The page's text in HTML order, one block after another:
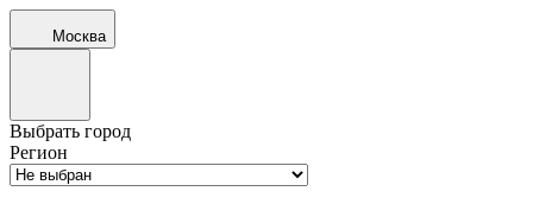
Москва
Выбрать город
Регион